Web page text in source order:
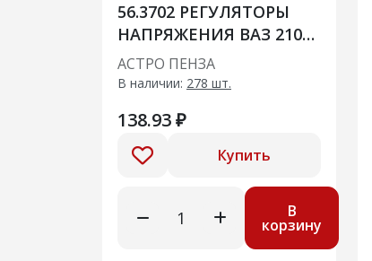
56.3702 РЕГУЛЯТОРЫ
НАПРЯЖЕНИЯ ВАЗ 2108-
2109, 2104, 2105,
АСТРО ПЕНЗА
В наличии: 278 шт.
138.93 ₽
Купить
В
корзину